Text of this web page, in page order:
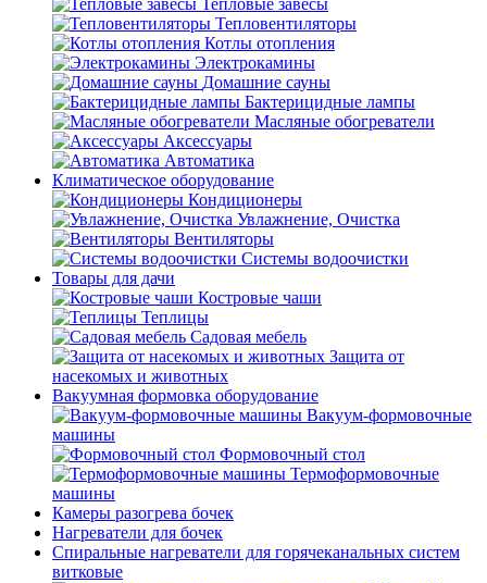
Тепловые завесы
Тепловентиляторы
Котлы отопления
Электрокамины
Домашние сауны
Бактерицидные лампы
Масляные обогреватели
Аксессуары
Автоматика
Климатическое оборудование
Кондиционеры
Увлажнение, Очистка
Вентиляторы
Системы водоочистки
Товары для дачи
Костровые чаши
Теплицы
Садовая мебель
Защита от
насекомых и животных
Вакуумная формовка оборудование
Вакуум-формовочные
машины
Формовочный стол
Термоформовочные
машины
Камеры разогрева бочек
Нагреватели для бочек
Спиральные нагреватели для горячеканальных систем
витковые